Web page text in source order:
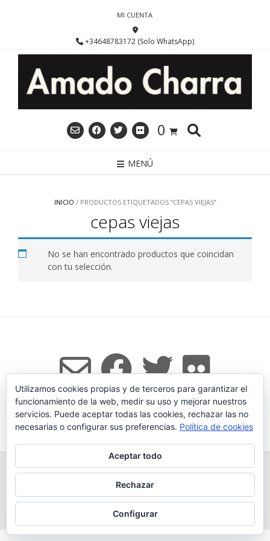
MI CUENTA
+34648783172 (Solo WhatsApp)
0
MENÚ
INICIO / PRODUCTOS ETIQUETADOS “CEPAS VIEJAS”
cepas viejas
No se han encontrado productos que coincidan
con tu selección.
Tema:Voguede Kaira
TODOS LOS PRODUCTOS LEGADO
QUESERÍA
GANADERÍA PROPIA
CONDICIONES DE COMPRA
AVISO LEGAL Y POLÍTICA DE PRIVACIDAD
POLÍTICA DE COOKIES
MÁS INFORMACIÓN SOBRE LAS COOKIES
Utilizamos cookies propias y de terceros para garantizar el
funcionamiento de la web, medir su uso y mejorar nuestros
servicios. Puede aceptar todas las cookies, rechazar las no
necesarias o configurar sus preferencias. Política de cookies
Aceptar todo
Rechazar
Configurar